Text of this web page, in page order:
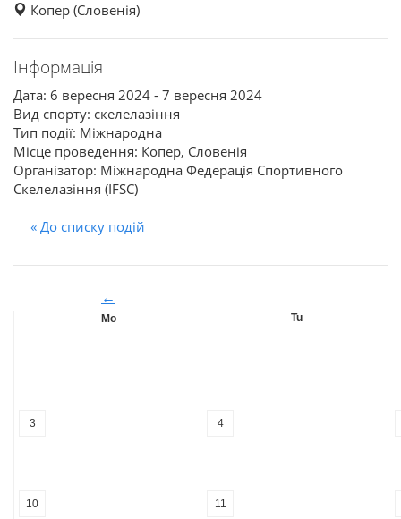
Копер (Словенія)
Інформація
Дата: 6 вересня 2024 - 7 вересня 2024
Вид спорту: скелелазіння
Тип події: Міжнародна
Місце проведення: Копер, Словенія
Організатор: Міжнародна Федерація Спортивного
Скелелазіння (IFSC)
« До списку подій
←
Mo Tu
3 4
10 11